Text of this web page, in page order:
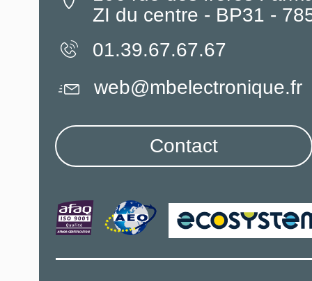
ZI du centre - BP31 -
01.39.67.67.67
web@mbelectronique.fr
Contact